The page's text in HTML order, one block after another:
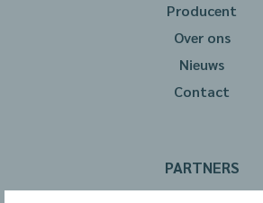
Producent
Over ons
Nieuws
Contact
PARTNERS